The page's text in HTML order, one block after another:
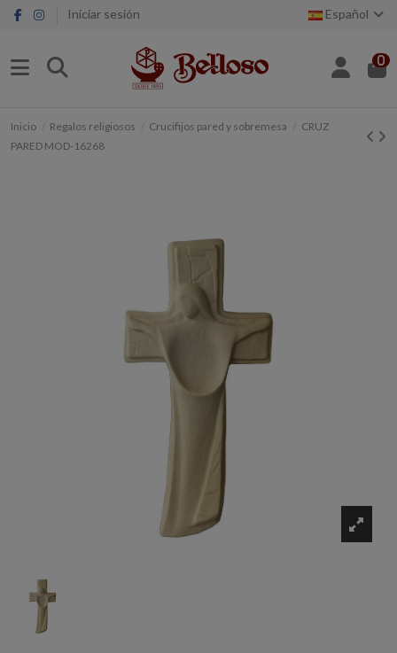
Iniciar sesión Español
0
Inicio Regalos religiosos Crucifijos pared y sobremesa
CRUZ
PARED MOD-16268